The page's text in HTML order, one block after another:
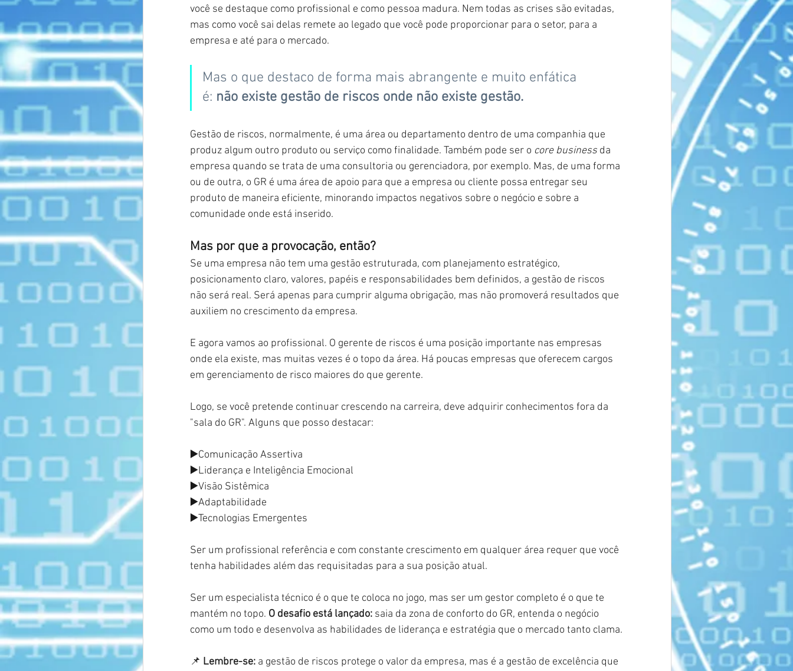
você se destaque como profissional e como pessoa madura. Nem todas as crises são evitadas,
mas como você sai delas remete ao legado que você pode proporcionar para o setor, para a
empresa e até para o mercado.
Mas o que destaco de forma mais abrangente e muito enfática
é: não existe gestão de riscos onde não existe gestão.
Gestão de riscos, normalmente, é uma área ou departamento dentro de uma companhia que
produz algum outro produto ou serviço como finalidade. Também pode ser o core business da
empresa quando se trata de uma consultoria ou gerenciadora, por exemplo. Mas, de uma forma
ou de outra, o GR é uma área de apoio para que a empresa ou cliente possa entregar seu
produto de maneira eficiente, minorando impactos negativos sobre o negócio e sobre a
comunidade onde está inserido.
Mas por que a provocação, então?
Se uma empresa não tem uma gestão estruturada, com planejamento estratégico,
posicionamento claro, valores, papéis e responsabilidades bem definidos, a gestão de riscos
não será real. Será apenas para cumprir alguma obrigação, mas não promoverá resultados que
auxiliem no crescimento da empresa.
E agora vamos ao profissional. O gerente de riscos é uma posição importante nas empresas
onde ela existe, mas muitas vezes é o topo da área. Há poucas empresas que oferecem cargos
em gerenciamento de risco maiores do que gerente.
Logo, se você pretende continuar crescendo na carreira, deve adquirir conhecimentos fora da
"sala do GR". Alguns que posso destacar:
▶️Comunicação Assertiva
▶️Liderança e Inteligência Emocional
▶️Visão Sistêmica
▶️Adaptabilidade
▶️Tecnologias Emergentes
Ser um profissional referência e com constante crescimento em qualquer área requer que você
tenha habilidades além das requisitadas para a sua posição atual.
Ser um especialista técnico é o que te coloca no jogo, mas ser um gestor completo é o que te
mantém no topo. O desafio está lançado: saia da zona de conforto do GR, entenda o negócio
como um todo e desenvolva as habilidades de liderança e estratégia que o mercado tanto clama.
📌 Lembre-se: a gestão de riscos protege o valor da empresa, mas é a gestão de excelência que